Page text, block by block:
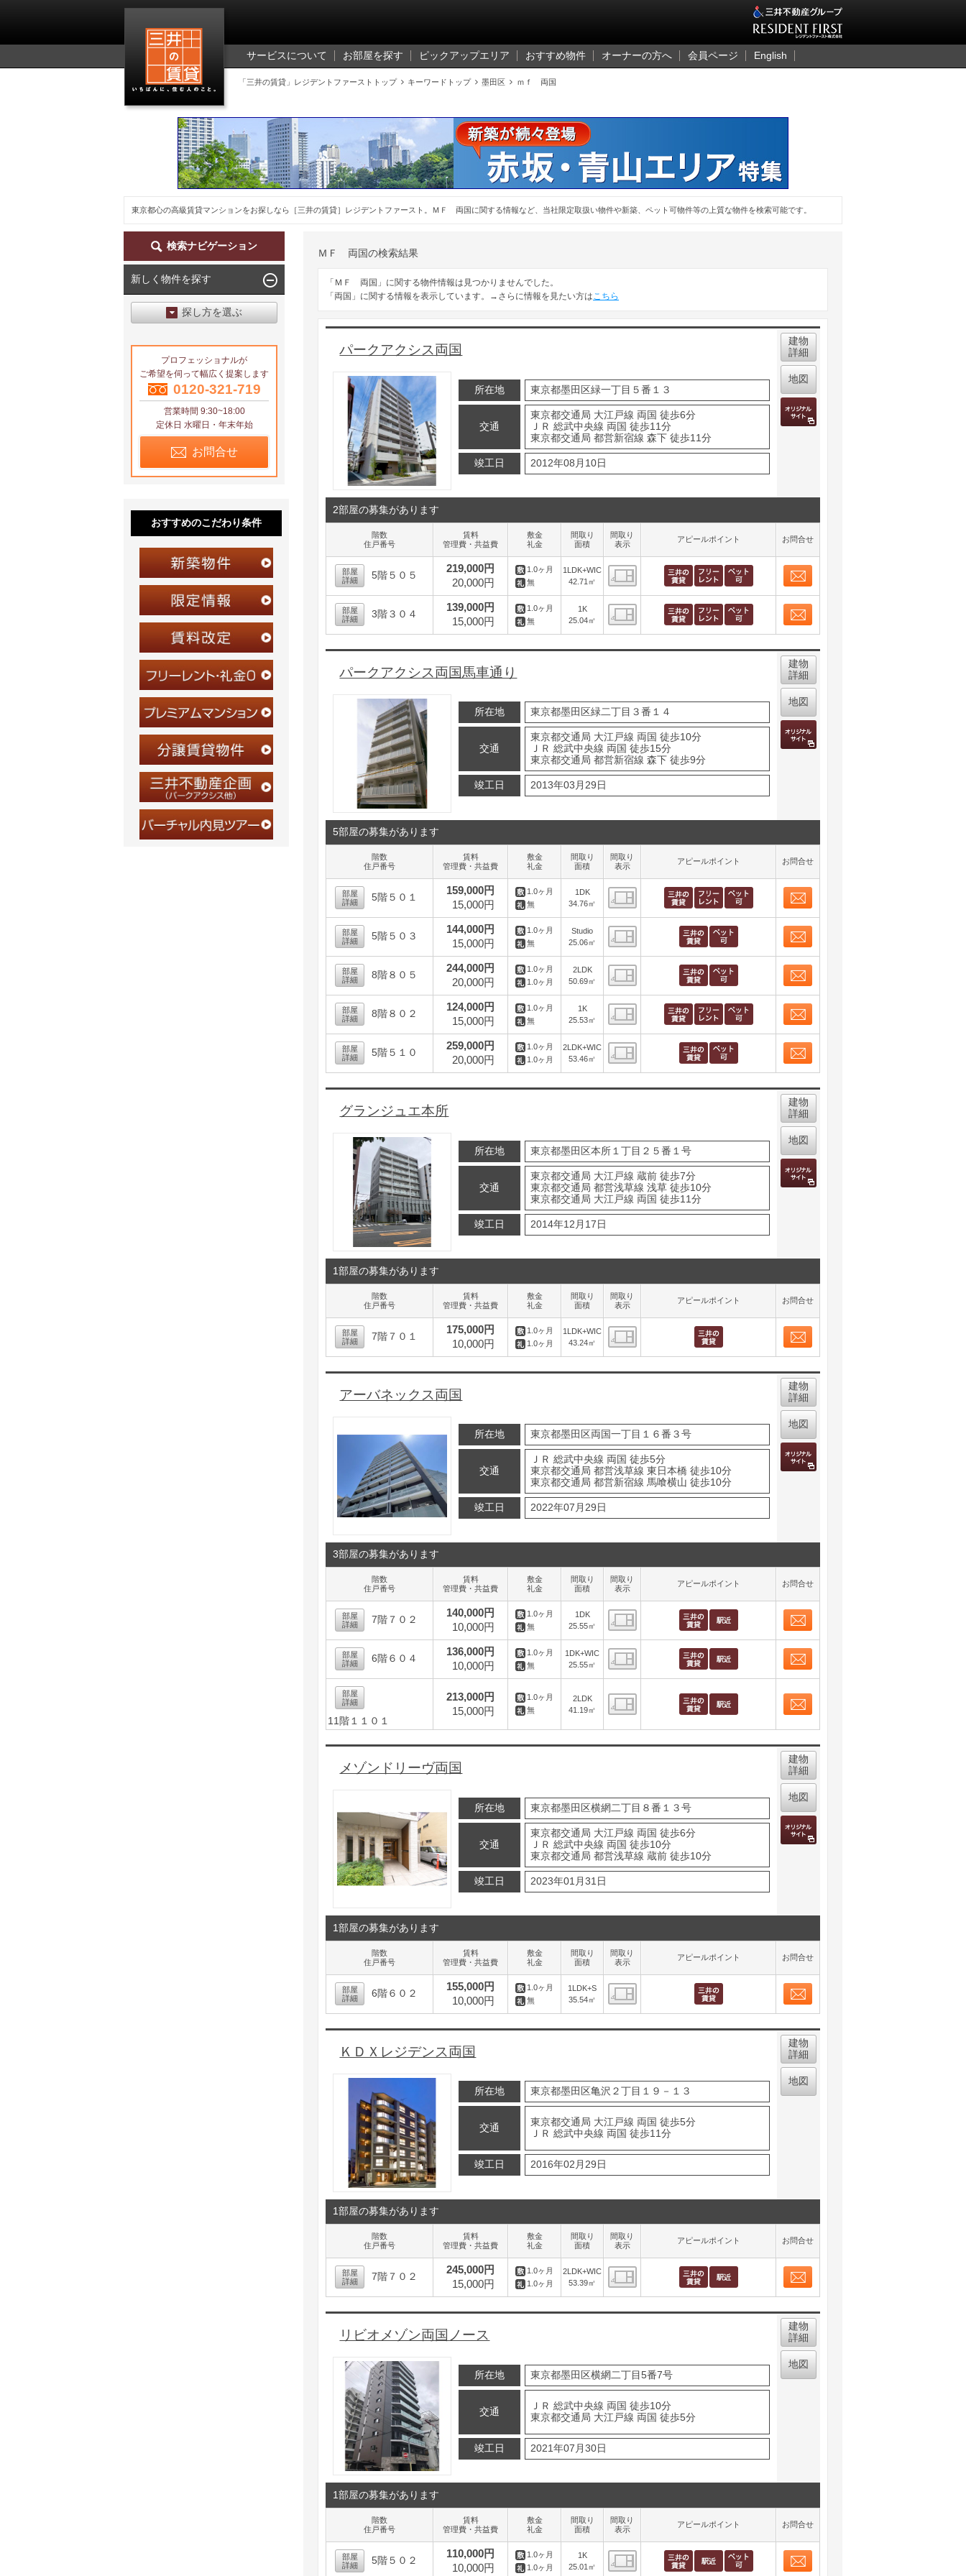
サービスについて お部屋を探す ピックアップエリア おすすめ物件 オーナーの方へ 会員ページ English
「三井の賃貸」レジデントファーストトップ  キーワードトップ  墨田区  ｍｆ 両国
東京都心の高級賃貸マンションをお探しなら［三井の賃貸］レジデントファースト。ＭＦ 両国に関する情報など、当社限定取扱い物件や新築、ペット可物件等の上質な物件を検索可能です。
ＭＦ 両国の検索結果
「ＭＦ 両国」に関する物件情報は見つかりませんでした。
「両国」に関する情報を表示しています。→さらに情報を見たい方はこちら
パークアクシス両国
所在地 東京都墨田区緑一丁目５番１３
交通
東京都交通局 大江戸線 両国 徒歩6分
ＪＲ 総武中央線 両国 徒歩11分
東京都交通局 都営新宿線 森下 徒歩11分
竣工日 2012年08月10日
建物
詳細
地図
2部屋の募集があります
階数
住戸番号
賃料
管理費・共益費
敷金
礼金
間取り
面積
間取り
表示
アピールポイント お問合せ
部屋
詳細
5階５０５
219,000円
20,000円
1.0ヶ月
無
1LDK+WIC
42.71㎡
間取り表示
部屋
詳細
3階３０４
139,000円
15,000円
1.0ヶ月
無
1K
25.04㎡
間取り表示
パークアクシス両国馬車通り
所在地 東京都墨田区緑二丁目３番１４
交通
東京都交通局 大江戸線 両国 徒歩10分
ＪＲ 総武中央線 両国 徒歩15分
東京都交通局 都営新宿線 森下 徒歩9分
竣工日 2013年03月29日
建物
詳細
地図
5部屋の募集があります
階数
住戸番号
賃料
管理費・共益費
敷金
礼金
間取り
面積
間取り
表示
アピールポイント お問合せ
部屋
詳細
5階５０１
159,000円
15,000円
1.0ヶ月
無
1DK
34.76㎡
間取り表示
部屋
詳細
5階５０３
144,000円
15,000円
1.0ヶ月
無
Studio
25.06㎡
間取り表示
部屋
詳細
8階８０５
244,000円
20,000円
1.0ヶ月
1.0ヶ月
2LDK
50.69㎡
間取り表示
部屋
詳細
8階８０２
124,000円
15,000円
1.0ヶ月
無
1K
25.53㎡
間取り表示
部屋
詳細
5階５１０
259,000円
20,000円
1.0ヶ月
1.0ヶ月
2LDK+WIC
53.46㎡
間取り表示
グランジュエ本所
所在地 東京都墨田区本所１丁目２５番１号
交通
東京都交通局 大江戸線 蔵前 徒歩7分
東京都交通局 都営浅草線 浅草 徒歩10分
東京都交通局 大江戸線 両国 徒歩11分
竣工日 2014年12月17日
建物
詳細
地図
1部屋の募集があります
階数
住戸番号
賃料
管理費・共益費
敷金
礼金
間取り
面積
間取り
表示
アピールポイント お問合せ
部屋
詳細
7階７０１
175,000円
10,000円
1.0ヶ月
1.0ヶ月
1LDK+WIC
43.24㎡
間取り表示
アーバネックス両国
所在地 東京都墨田区両国一丁目１６番３号
交通
ＪＲ 総武中央線 両国 徒歩5分
東京都交通局 都営浅草線 東日本橋 徒歩10分
東京都交通局 都営新宿線 馬喰横山 徒歩10分
竣工日 2022年07月29日
建物
詳細
地図
3部屋の募集があります
階数
住戸番号
賃料
管理費・共益費
敷金
礼金
間取り
面積
間取り
表示
アピールポイント お問合せ
部屋
詳細
7階７０２
140,000円
10,000円
1.0ヶ月
無
1DK
25.55㎡
間取り表示
部屋
詳細
6階６０４
136,000円
10,000円
1.0ヶ月
無
1DK+WIC
25.55㎡
間取り表示
部屋
詳細
11階１１０１
213,000円
15,000円
1.0ヶ月
無
2LDK
41.19㎡
メゾンドリーヴ両国
所在地 東京都墨田区横網二丁目８番１３号
交通
東京都交通局 大江戸線 両国 徒歩6分
ＪＲ 総武中央線 両国 徒歩10分
東京都交通局 都営浅草線 蔵前 徒歩10分
竣工日 2023年01月31日
建物
詳細
地図
1部屋の募集があります
階数
住戸番号
賃料
管理費・共益費
敷金
礼金
間取り
面積
間取り
表示
アピールポイント お問合せ
部屋
詳細
6階６０２
155,000円
10,000円
1.0ヶ月
無
1LDK+S
35.54㎡
間取り表示
ＫＤＸレジデンス両国
所在地 東京都墨田区亀沢２丁目１９－１３
交通
東京都交通局 大江戸線 両国 徒歩5分
ＪＲ 総武中央線 両国 徒歩11分
竣工日 2016年02月29日
建物
詳細
地図
1部屋の募集があります
階数
住戸番号
賃料
管理費・共益費
敷金
礼金
間取り
面積
間取り
表示
アピールポイント お問合せ
部屋
詳細
7階７０２
245,000円
15,000円
1.0ヶ月
1.0ヶ月
2LDK+WIC
53.39㎡
間取り表示
リビオメゾン両国ノース
所在地 東京都墨田区横網二丁目5番7号
交通
ＪＲ 総武中央線 両国 徒歩10分
東京都交通局 大江戸線 両国 徒歩5分
竣工日 2021年07月30日
建物
詳細
地図
1部屋の募集があります
階数
住戸番号
賃料
管理費・共益費
敷金
礼金
間取り
面積
間取り
表示
アピールポイント お問合せ
部屋
詳細
5階５０２
110,000円
10,000円
1.0ヶ月
1.0ヶ月
1K
25.01㎡
検索ナビゲーション
新しく物件を探す
探し方を選ぶ
区から探す
地図から探す
沿線から探す
プロフェッショナルが
ご希望を伺って幅広く提案します
0120-321-719
営業時間 9:30~18:00
定休日 水曜日・年末年始
お問合せ
おすすめのこだわり条件